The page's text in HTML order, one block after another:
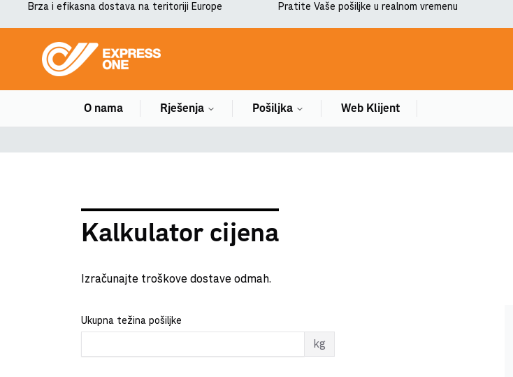
Brza i efikasna dostava na teritoriji Europe Pratite Vaše pošiljke u realnom vremenu
O nama Rješenja Pošiljka Web Klijent
Kalkulator cijena
Izračunajte troškove dostave odmah.
Ukupna težina pošiljke
kg